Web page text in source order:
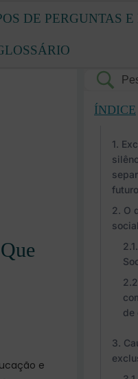
DE PERGUNTAS E
e
ÍNDICE
O
de